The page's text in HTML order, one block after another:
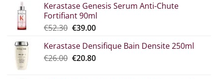
€7.00
through
€10.90
Kerastase Genesis Serum Anti-Chute
Fortifiant 90ml
€52.30 Original
was:
€52.30.
€39.00Η
τιμή
είναι:
Kerastase Densifique Bain Densite 250ml
€26.00 Original
€20.80Η